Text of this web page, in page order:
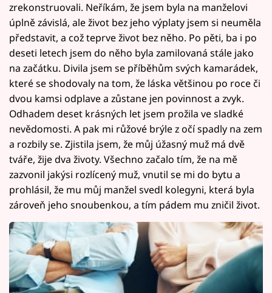
zrekonstruovali. Neříkám, že jsem byla na manželovi
úplně závislá, ale život bez jeho výplaty jsem si neuměla
představit, a což teprve život bez něho. Po pěti, ba i po
deseti letech jsem do něho byla zamilovaná stále jako
na začátku. Divila jsem se příběhům svých kamarádek,
které se shodovaly na tom, že láska většinou po roce či
dvou kamsi odplave a zůstane jen povinnost a zvyk.
Odhadem deset krásných let jsem prožila ve sladké
nevědomosti. A pak mi růžové brýle z očí spadly na zem
a rozbily se. Zjistila jsem, že můj úžasný muž má dvě
tváře, žije dva životy. Všechno začalo tím, že na mě
zazvonil jakýsi rozlícený muž, vnutil se mi do bytu a
prohlásil, že mu můj manžel svedl kolegyni, která byla
zároveň jeho snoubenkou, a tím pádem mu zničil život.